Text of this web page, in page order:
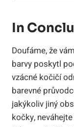
In
Doufáme, že
barvy poskytl
vzácné kočičí
barevné
jakýkoliv jiný
kočky,